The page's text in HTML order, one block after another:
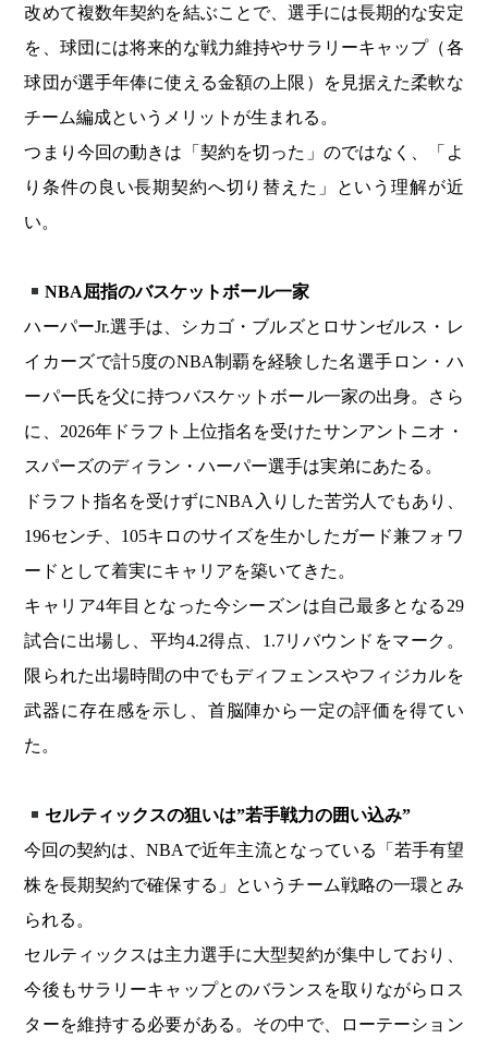
改めて複数年契約を結ぶことで、選手には長期的な安定
を、球団には将来的な戦力維持やサラリーキャップ（各
球団が選手年俸に使える金額の上限）を見据えた柔軟な
チーム編成というメリットが生まれる。
つまり今回の動きは「契約を切った」のではなく、「よ
り条件の良い長期契約へ切り替えた」という理解が近
い。
NBA屈指のバスケットボール一家
ハーパーJr.選手は、シカゴ・ブルズとロサンゼルス・レ
イカーズで計5度のNBA制覇を経験した名選手ロン・ハ
ーパー氏を父に持つバスケットボール一家の出身。さら
に、2026年ドラフト上位指名を受けたサンアントニオ・
スパーズのディラン・ハーパー選手は実弟にあたる。
ドラフト指名を受けずにNBA入りした苦労人でもあり、
196センチ、105キロのサイズを生かしたガード兼フォワ
ードとして着実にキャリアを築いてきた。
キャリア4年目となった今シーズンは自己最多となる29
試合に出場し、平均4.2得点、1.7リバウンドをマーク。
限られた出場時間の中でもディフェンスやフィジカルを
武器に存在感を示し、首脳陣から一定の評価を得てい
た。
セルティックスの狙いは”若手戦力の囲い込み”
今回の契約は、NBAで近年主流となっている「若手有望
株を長期契約で確保する」というチーム戦略の一環とみ
られる。
セルティックスは主力選手に大型契約が集中しており、
今後もサラリーキャップとのバランスを取りながらロス
ターを維持する必要がある。その中で、ローテーション